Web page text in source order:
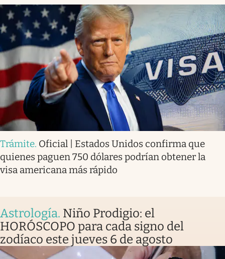
Trámite. Oficial | Estados Unidos confirma que
quienes paguen 750 dólares podrían obtener la
visa americana más rápido
Astrología. Niño Prodigio: el
HORÓSCOPO para cada signo del
zodíaco este jueves 6 de agosto